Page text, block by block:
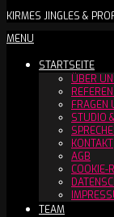
DCW
KIRMES JINGLES &
Secondary
Menu
MENU
STARTSEITE
ÜBER
FRAGEN
STUDIO
KONTAKT
AGB
COOKIE-
TEAM